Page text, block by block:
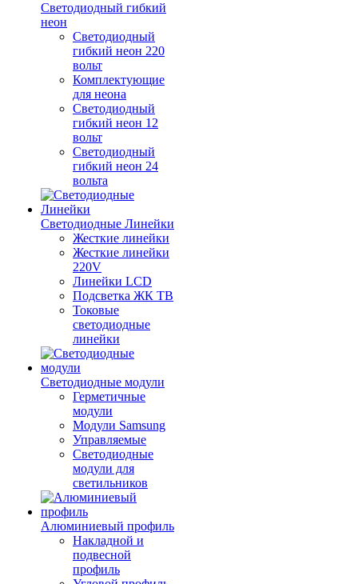
Светодиодный гибкий
неон
Светодиодный
гибкий неон 220
вольт
Комплектующие
для неона
Светодиодный
гибкий неон 12
вольт
Светодиодный
гибкий неон 24
вольта
Светодиодные Линейки
Жесткие линейки
Жесткие линейки
220V
Линейки LCD
Подсветка ЖК ТВ
Токовые
светодиодные
линейки
Светодиодные модули
Герметичные
модули
Модули Samsung
Управляемые
Светодиодные
модули для
светильников
Алюминиевый профиль
Накладной и
подвесной
профиль